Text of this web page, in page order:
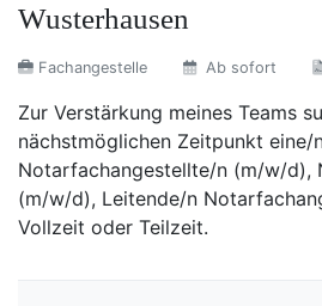
Wusterhausen
Fachangestelle Ab sofort
Zur Verstärkung meines Teams
nächstmöglichen Zeitpunkt eine/
Notarfachangestellte/n (m/w/d),
(m/w/d), Leitende/n
Vollzeit oder Teilzeit.